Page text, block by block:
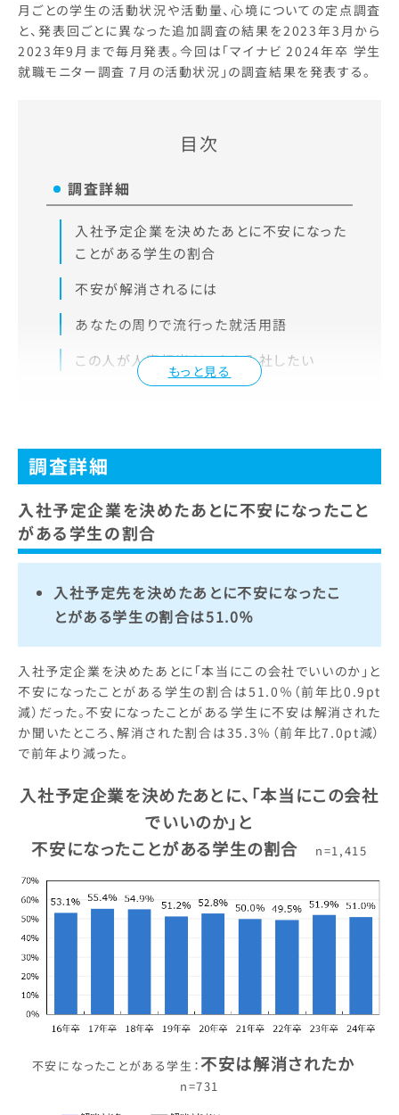
月ごとの学生の活動状況や活動量、心境についての定点調査
と、発表回ごとに異なった追加調査の結果を2023年3月から
2023年9月まで毎月発表。今回は「マイナビ 2024年卒 学生
就職モニター調査 7月の活動状況」の調査結果を発表する。
目次
もっと見る
調査詳細
入社予定企業を決めたあとに不安になった
ことがある学生の割合
不安が解消されるには
あなたの周りで流行った就活用語
この人が人事担当だったら入社したい
調査詳細
入社予定企業を決めたあとに不安になったこと
がある学生の割合
入社予定先を決めたあとに不安になったこ
とがある学生の割合は51.0％
入社予定企業を決めたあとに「本当にこの会社でいいのか」と
不安になったことがある学生の割合は51.0％（前年比0.9pt
減）だった。不安になったことがある学生に不安は解消された
か聞いたところ、解消された割合は35.3％（前年比7.0pt減）
で前年より減った。
入社予定企業を決めたあとに、「本当にこの会社
でいいのか」と
不安になったことがある学生の割合 n=1,415
不安になったことがある学生： 不安は解消されたか
n=731